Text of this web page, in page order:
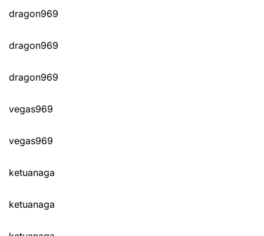
dragon969
dragon969
dragon969
vegas969
vegas969
ketuanaga
ketuanaga